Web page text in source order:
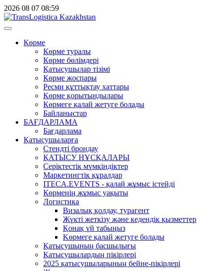
2026 08 07 08:59
Көрме
Көрме туралы
Көрме бөлімдері
Қатысушылар тізімі
Көрме жоспары
Ресми құттықтау хаттары
Көрме қорытындылары
Көрмеге қалай жетуге болады
Байланыстар
БАҒДАРЛАМА
Бағдарлама
Қатысушыларға
Стендті брондау
ҚАТЫСУ НҰСҚАЛАРЫ
Серіктестік мүмкіндіктер
Маркетингтік құралдар
ITECA.EVENTS - қалай жұмыс істейді
Көрменің жұмыс уақыты
Логистика
Визалық қолдау, турагент
Жүкті жеткізу және кедендік қызметтер
Қонақ үй табыңыз
Kөрмеге қалай жетуге болады
Қатысушының басшылығы
Қатысушылардың пікірлері
2025 қатысушыларының бейне-пікірлері